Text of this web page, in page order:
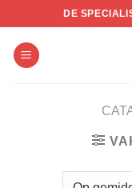
to
content
DE